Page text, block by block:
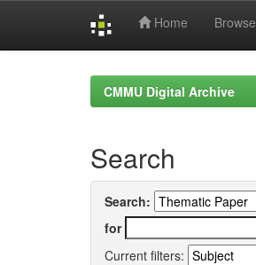
Home Browse
CMMU Digital Archive
Search
Search:
for
Current filters: